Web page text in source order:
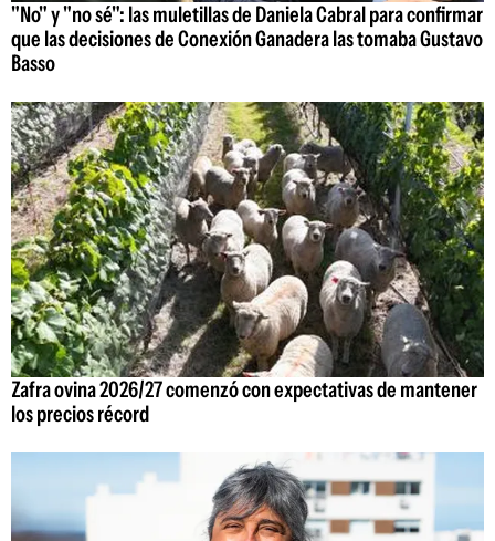
"No" y "no sé": las muletillas de Daniela Cabral para confirmar
que las decisiones de Conexión Ganadera las tomaba Gustavo
Basso
Zafra ovina 2026/27 comenzó con expectativas de mantener
los precios récord